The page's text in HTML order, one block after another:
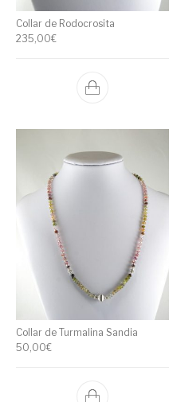
Collar de Rodocrosita
235,00€
Collar de Turmalina Sandia
50,00€